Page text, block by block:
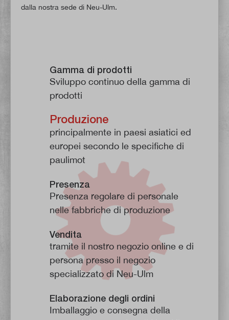
dalla nostra sede di Neu-Ulm.
Gamma di prodotti
Sviluppo continuo della gamma di
prodotti
Produzione
principalmente in paesi asiatici ed
europei secondo le specifiche di
paulimot
Presenza
Presenza regolare di personale
nelle fabbriche di produzione
Vendita
tramite il nostro negozio online e di
persona presso il negozio
specializzato di Neu-Ulm
Elaborazione degli ordini
Imballaggio e consegna della